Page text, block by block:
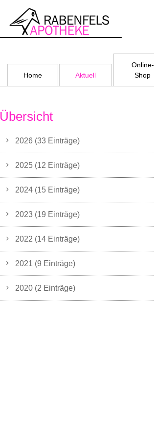
Home Aktuell
Online-
Shop
Übersicht
2026 (33 Einträge)
2025 (12 Einträge)
2024 (15 Einträge)
2023 (19 Einträge)
2022 (14 Einträge)
2021 (9 Einträge)
2020 (2 Einträge)